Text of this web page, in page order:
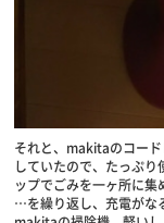
それと、makitaのコー
していたので、たっぷ
ップでごみを一ヶ所に集
…を繰り返し、充電がな